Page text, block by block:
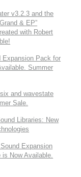
v3.2.3 and the
& EP”
with Robert
Expansion Pack for
Summer
and wavestate
Sale.
Libraries: New
Expansion
is Now Available.